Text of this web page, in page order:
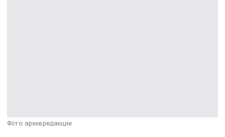
Фото: архив редакции